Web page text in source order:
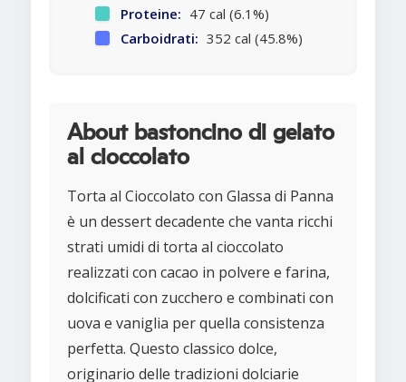
Proteine: 47 cal (6.1%)
Carboidrati: 352 cal (45.8%)
About bastoncino di gelato
al cioccolato
Torta al Cioccolato con Glassa di Panna
è un dessert decadente che vanta ricchi
strati umidi di torta al cioccolato
realizzati con cacao in polvere e farina,
dolcificati con zucchero e combinati con
uova e vaniglia per quella consistenza
perfetta. Questo classico dolce,
originario delle tradizioni dolciarie